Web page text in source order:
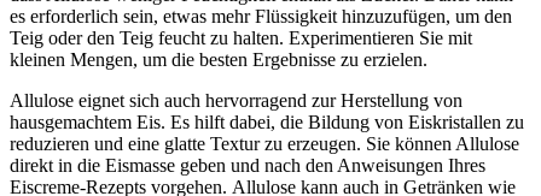
es erforderlich sein, etwas mehr Flüssigkeit hinzuzufügen, um den
Teig oder den Teig feucht zu halten. Experimentieren Sie mit
kleinen Mengen, um die besten Ergebnisse zu erzielen.
Allulose eignet sich auch hervorragend zur Herstellung von
hausgemachtem Eis. Es hilft dabei, die Bildung von Eiskristallen zu
reduzieren und eine glatte Textur zu erzeugen. Sie können Allulose
direkt in die Eismasse geben und nach den Anweisungen Ihres
Eiscreme-Rezepts vorgehen. Allulose kann auch in Getränken wie